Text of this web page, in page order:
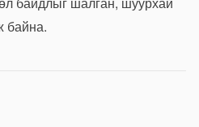
байна.